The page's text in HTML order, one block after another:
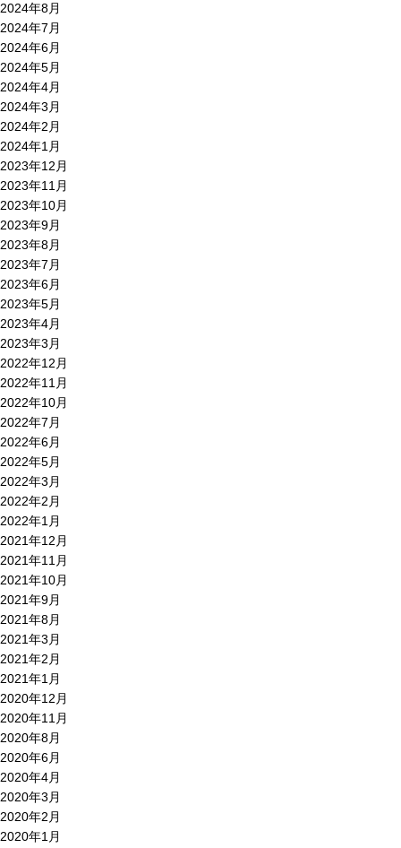
2024年8月
2024年7月
2024年6月
2024年5月
2024年4月
2024年3月
2024年2月
2024年1月
2023年12月
2023年11月
2023年10月
2023年9月
2023年8月
2023年7月
2023年6月
2023年5月
2023年4月
2023年3月
2022年12月
2022年11月
2022年10月
2022年7月
2022年6月
2022年5月
2022年3月
2022年2月
2022年1月
2021年12月
2021年11月
2021年10月
2021年9月
2021年8月
2021年3月
2021年2月
2021年1月
2020年12月
2020年11月
2020年8月
2020年6月
2020年4月
2020年3月
2020年2月
2020年1月